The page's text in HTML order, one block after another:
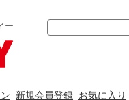
ー
新規会員登録 お気に入り